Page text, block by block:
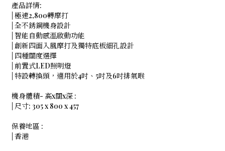
產品詳情:
| 極速2,800轉摩打
| 全不銹鋼機身設計
| 智能自動感溫啟動功能
| 創新四面入風摩打及獨特底板細孔設計
| 四種闊度選擇
| 前置式LED照明燈
| 特設轉換頭，適用於4吋、5吋及6吋排氣喉
機身體積- 高x闊x深 :
| 尺寸: 305 x 800 x 457
保養地區 :
| 香港